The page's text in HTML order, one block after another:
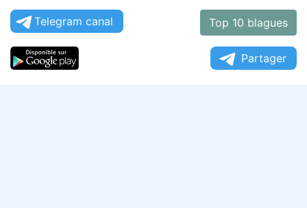
Telegram canal Top 10 blagues
Partager